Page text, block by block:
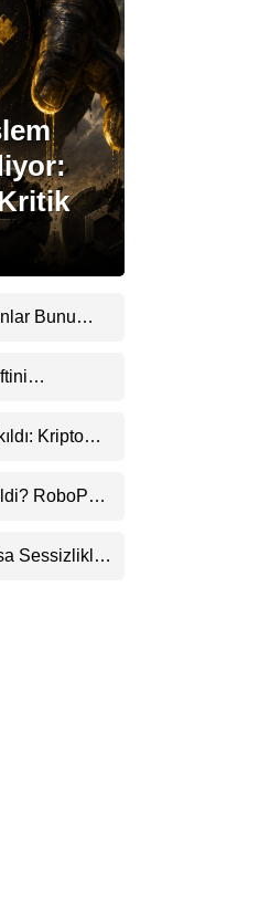
Stablecoin Haberleri
Facebook
Instagram
LinkedIn
Telegram
Bunu
Kripto
RoboPay
Sessizlikle